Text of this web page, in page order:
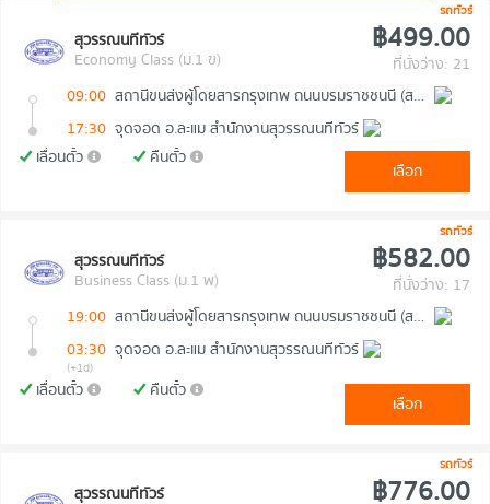
รถทัวร์
สุวรรณนทีทัวร์
Economy Class (ม.1 ข)
฿499.00
ที่นั่งว่าง: 21
09:00
สถานีขนส่งผู้โดยสารกรุงเทพ ถนนบรมราชชนนี (สายใต้ใหม่)
17:30 จุดจอด อ.ละแม สำนักงานสุวรรณนทีทัวร์
เลื่อนตั๋ว
คืนตั๋ว
เลือก
รถทัวร์
สุวรรณนทีทัวร์
Business Class (ม.1 พ)
฿582.00
ที่นั่งว่าง: 17
19:00
สถานีขนส่งผู้โดยสารกรุงเทพ ถนนบรมราชชนนี (สายใต้ใหม่)
03:30 จุดจอด อ.ละแม สำนักงานสุวรรณนทีทัวร์
(+1d)
เลื่อนตั๋ว คืนตั๋ว
เลือก
รถทัวร์
สุวรรณนทีทัวร์
฿776.00